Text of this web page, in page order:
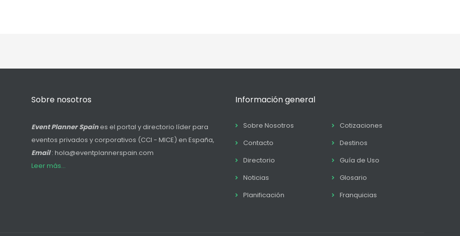
Sobre nosotros
Event Planner Spaines el portal y directorio líder para
eventos privados y corporativos (CCI - MICE) en España,
Email: hola@eventplannerspain.com
Leer más...
Información general
Sobre Nosotros
Cotizaciones
Contacto
Destinos
Directorio
Guía de Uso
Noticias
Glosario
Planificación
Franquicias